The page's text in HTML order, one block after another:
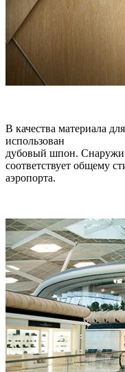
В качества материала
использован
дубовый шпон.
соответствует общему
аэропорта.